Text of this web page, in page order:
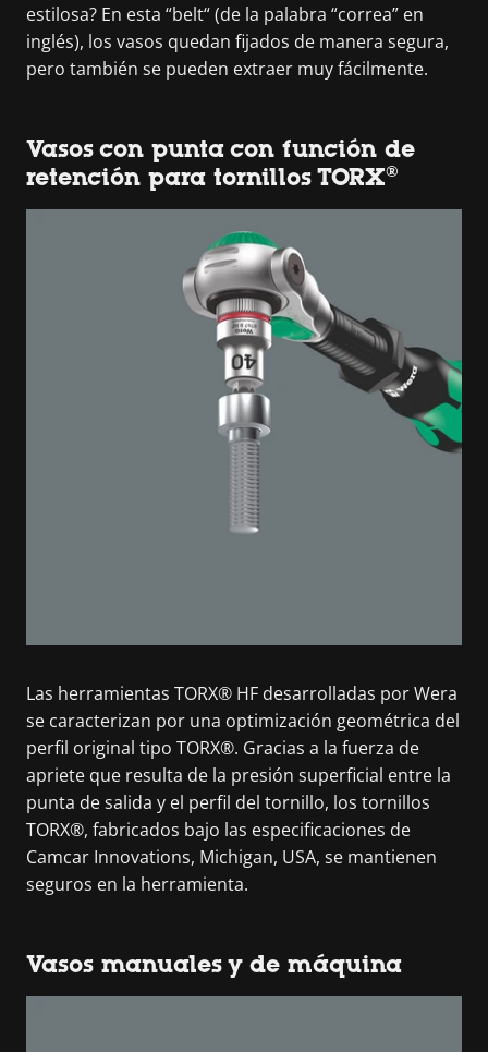
estilosa? En esta “belt“ (de la palabra “correa” en
inglés), los vasos quedan fijados de manera segura,
pero también se pueden extraer muy fácilmente.
Vasos con punta con función de
retención para tornillos TORX®
Las herramientas TORX® HF desarrolladas por Wera
se caracterizan por una optimización geométrica del
perfil original tipo TORX®. Gracias a la fuerza de
apriete que resulta de la presión superficial entre la
punta de salida y el perfil del tornillo, los tornillos
TORX®, fabricados bajo las especificaciones de
Camcar Innovations, Michigan, USA, se mantienen
seguros en la herramienta.
Vasos manuales y de máquina